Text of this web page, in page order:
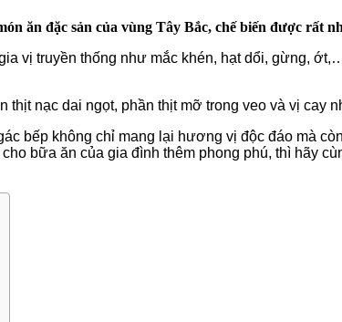
ăn đặc sản của vùng Tây Bắc, chế biến được rất
vị truyền thống như mắc khén, hạt dổi, gừng,
nạc dai ngọt, phần thịt mỡ trong veo và vị cay
bếp không chỉ mang lại hương vị độc đáo mà
bữa ăn của gia đình thêm phong phú, thì hãy